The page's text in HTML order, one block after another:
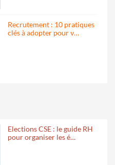
Recrutement : 10 pratiques
clés à adopter pour v…
Elections CSE : le guide RH
pour organiser les é…